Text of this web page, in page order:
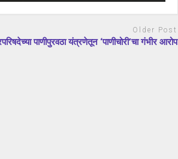
Older Post
पाणीपुरवठा यंत्रणेतून ‘पाणीचोरी’चा गंभीर आरोप